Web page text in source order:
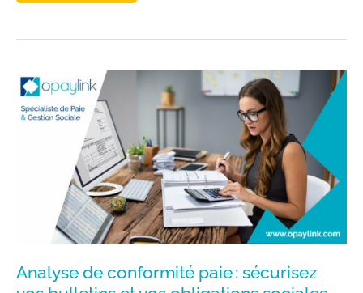
:
S’ORGANISER
POUR
ÊTRE
EFFICACE
Analyse de conformité paie : sécurisez